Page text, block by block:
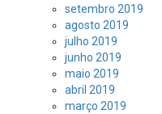
setembro 2019
agosto 2019
julho 2019
junho 2019
maio 2019
abril 2019
março 2019